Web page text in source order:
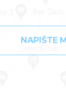
NAPIŠTE